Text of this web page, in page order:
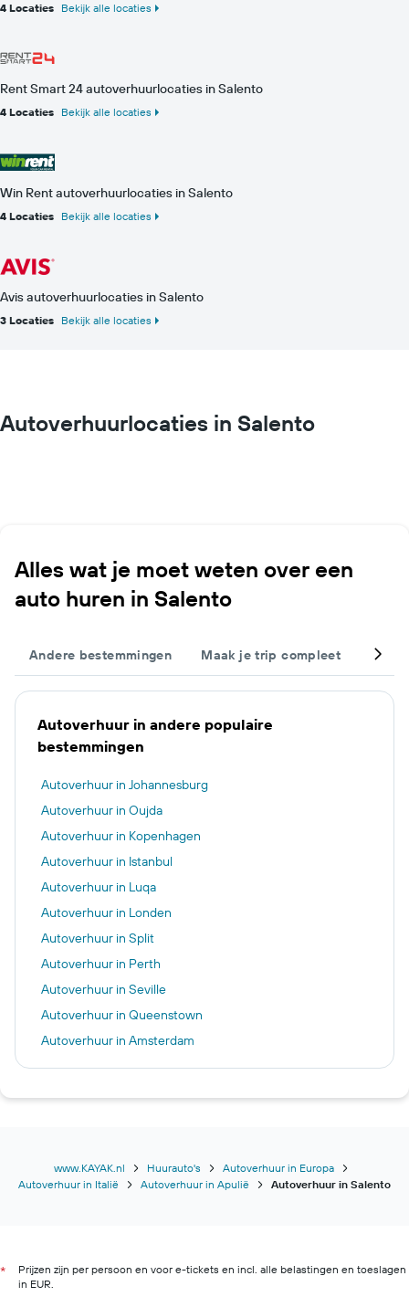
4 Locaties Bekijk alle locaties
Rent Smart 24 autoverhuurlocaties in Salento
4 Locaties Bekijk alle locaties
Win Rent autoverhuurlocaties in Salento
4 Locaties Bekijk alle locaties
Avis autoverhuurlocaties in Salento
3 Locaties Bekijk alle locaties
Autoverhuurlocaties in Salento
Alles wat je moet weten over een
auto huren in Salento
Andere bestemmingen Maak je trip compleet
Autoverhuur in andere populaire
bestemmingen
Autoverhuur in Johannesburg
Autoverhuur in Oujda
Autoverhuur in Kopenhagen
Autoverhuur in Istanbul
Autoverhuur in Luqa
Autoverhuur in Londen
Autoverhuur in Split
Autoverhuur in Perth
Autoverhuur in Seville
Autoverhuur in Queenstown
Autoverhuur in Amsterdam
Autoverhuur in Nice
Autoverhuur in Coimbra
Autoverhuur in Miami
Autoverhuur in Oranjestad
www.KAYAK.nl Huurauto's
Autoverhuur in Europa
Autoverhuur in Italië
Autoverhuur in Apulië Autoverhuur in Salento
*
Prijzen zijn per persoon en voor e-tickets en incl. alle belastingen en toeslagen
in EUR.